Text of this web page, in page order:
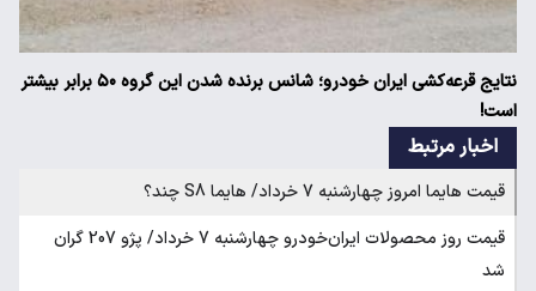
نتایج قرعه‌کشی ایران خودرو؛ شانس برنده شدن این گروه ۵۰ برابر بیشتر
است!
اخبار مرتبط
قیمت هایما امروز چهارشنبه 7 خرداد/ هایما S8 چند؟
قیمت روز محصولات ایران‌خودرو چهارشنبه 7 خرداد/ پژو 207 گران
شد